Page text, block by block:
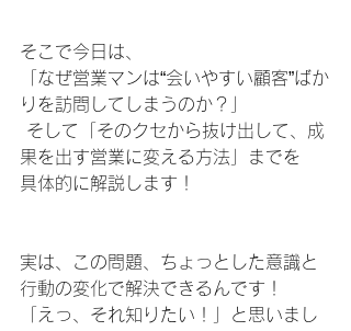
そこで今日は、
「なぜ営業マンは“会いやすい顧客”ばか
りを訪問してしまうのか？」
果を出す営業に変える方法」までを
具体的に解説します！
実は、この問題、ちょっとした意識と
行動の変化で解決できるんです！
「えっ、それ知りたい！」と思いまし